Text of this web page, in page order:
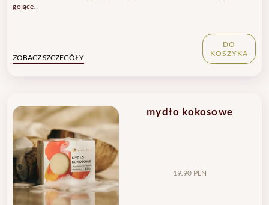
gojące.
ZOBACZ SZCZEGÓŁY
DO
KOSZYKA
mydło kokosowe
19.90 PLN